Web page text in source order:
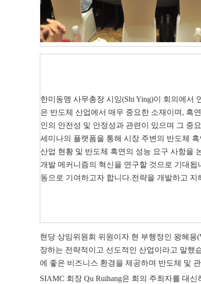
한미동맹 사무총장 시잉(Shi Ying)이 회의에서
은 반도체 산업에서 매우 중요한 소재이며, 흑
인의 안전성 및 안정성과 관련이 있으며 그 중
세미나의 플랫폼을 통해 시장 주변의 반도체
산업 현황 및 반도체 흑연의 성능 요구 사항을
개발 메커니즘의 혁신을 연구할 것으로 기대
동으로 기여하고자 합니다.전략을 개발하고 지
현당 상임위원회 위원이자 현 부행정인 왕헤용
장하는 전략적이고 선도적인 산업이라고 말했
에 좋은 비즈니스 환경을 제공하며 반도체 및
SIAMC 회장 Qu Ruihang은 회의 주최자를 대